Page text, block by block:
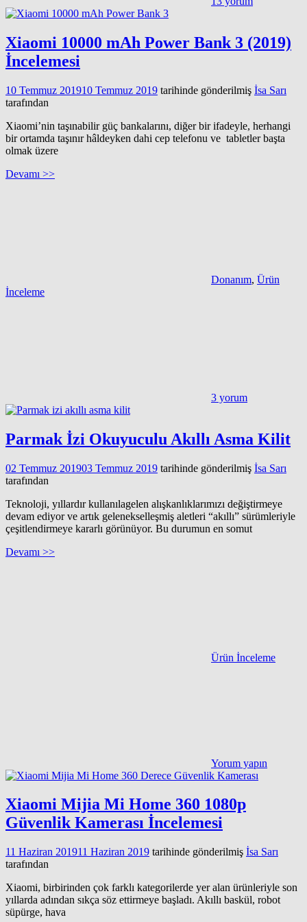
Xiaomi 10000 mAh Power Bank 3 (2019)
İncelemesi
10 Temmuz 201910 Temmuz 2019 tarihinde gönderilmiş İsa Sarı
tarafından
Xiaomi’nin taşınabilir güç bankalarını, diğer bir ifadeyle, herhangi
bir ortamda taşınır hâldeyken dahi cep telefonu ve tabletler başta
olmak üzere
Devamı >>
Donanım, Ürün
İnceleme
3 yorum
Parmak İzi Okuyuculu Akıllı Asma Kilit
02 Temmuz 201903 Temmuz 2019 tarihinde gönderilmiş İsa Sarı
tarafından
Teknoloji, yıllardır kullanılagelen alışkanlıklarımızı değiştirmeye
devam ediyor ve artık gelenekselleşmiş aletleri “akıllı” sürümleriyle
çeşitlendirmeye kararlı görünüyor. Bu durumun en somut
Devamı >>
Ürün İnceleme
Yorum yapın
Xiaomi Mijia Mi Home 360 1080p
Güvenlik Kamerası İncelemesi
11 Haziran 201911 Haziran 2019 tarihinde gönderilmiş İsa Sarı
tarafından
Xiaomi, birbirinden çok farklı kategorilerde yer alan ürünleriyle son
yıllarda adından sıkça söz ettirmeye başladı. Akıllı baskül, robot
süpürge, hava